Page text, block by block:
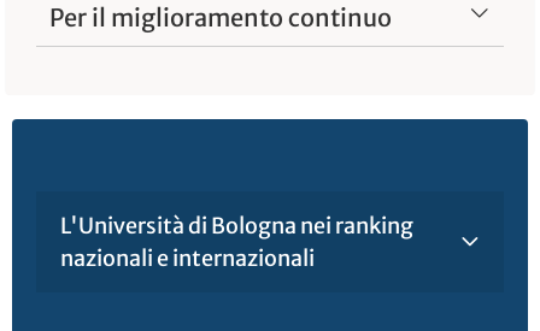
Per il miglioramento continuo
L'Università di Bologna nei ranking
nazionali e internazionali